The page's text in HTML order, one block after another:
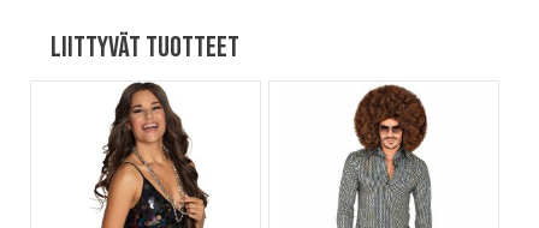
Liittyvät tuotteet